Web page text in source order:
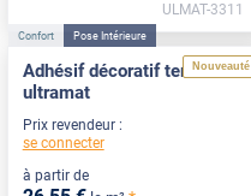
ULMAT-3311
Nouveauté
Confort Pose Intérieure
Adhésif décoratif terracotta
ultramat
Prix revendeur :
se connecter
à partir de